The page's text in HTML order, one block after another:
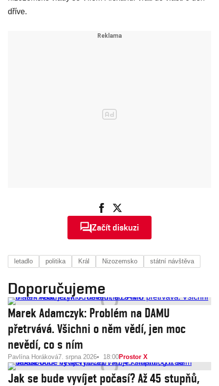
dříve.
Začít diskuzi
letadlo politika Král Nizozemsko státní návštěva
Doporučujeme
Marek Adamczyk: Problém na DAMU
přetrvává. Všichni o něm vědí, jen moc
nevědí, co s ním
Pavlína Horáková7. srpna 2026 18:00Prostor X
Jak se bude vyvíjet počasí? Až 45 stupňů,